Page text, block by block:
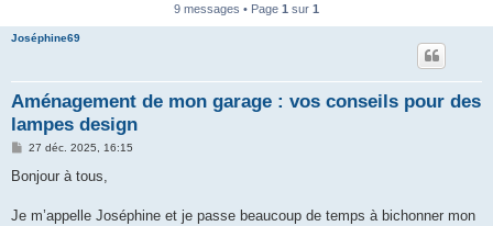
9 messages • Page 1 sur 1
Joséphine69
Aménagement de mon garage : vos conseils pour des
lampes design
M
s
g
27 déc. 2025, 16:15
Bonjour à tous,
Je m’appelle Joséphine et je passe beaucoup de temps à bichonner mon